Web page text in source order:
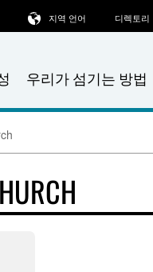
우리가 섬기는 방법
지역 언어 디렉토리